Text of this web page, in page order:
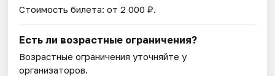
Стоимость билета: от 2 000 ₽.
Есть ли возрастные ограничения?
Возрастные ограничения уточняйте у
организаторов.